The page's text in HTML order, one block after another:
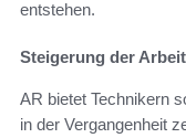
entstehen.
Steigerung der
AR bietet Technikern
in der Vergangenheit